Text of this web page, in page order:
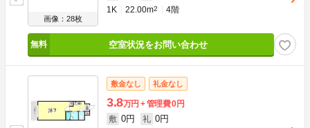
画像：28枚
1K 22.00m2 4階
空室状況をお問い合わせ
敷金なし 礼金なし
3.8万円 管理費0円
敷 0円 礼 0円